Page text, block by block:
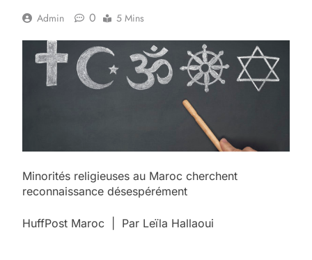
Admin 0 5 Mins
Minorités religieuses au Maroc cherchent
reconnaissance désespérément
HuffPost Maroc | Par Leïla Hallaoui